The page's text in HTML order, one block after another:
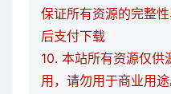
保证所有资源的完整
后支付下载
10. 本站所有资源仅供
用，请勿用于商业用